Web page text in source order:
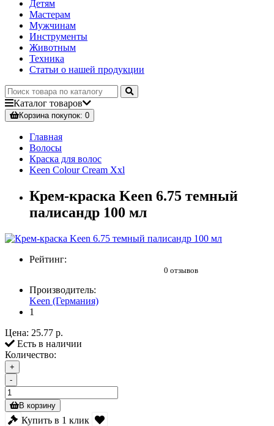
Детям
Мастерам
Мужчинам
Инструменты
Животным
Техника
Статьи о нашей продукции
Каталог товаров
Корзинапокупок: 0
Главная
Волосы
Краска для волос
Keen Colour Cream Xxl
Крем-краска Keen 6.75 темный
палисандр 100 мл
Рейтинг:
0 отзывов
Производитель:
Keen (Германия)
1
Цена: 25.77 р.
Есть в наличии
Количество:
+
-
В корзину
Купить в 1 клик